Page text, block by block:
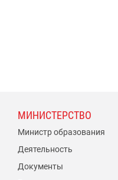
МИНИСТЕРСТВО
Министр образования
Деятельность
Документы